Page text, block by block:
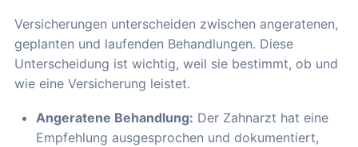
Versicherungen unterscheiden zwischen angeratenen,
geplanten und laufenden Behandlungen. Diese
Unterscheidung ist wichtig, weil sie bestimmt, ob und
wie eine Versicherung leistet.
Angeratene Behandlung: Der Zahnarzt hat eine
Empfehlung ausgesprochen und dokumentiert,